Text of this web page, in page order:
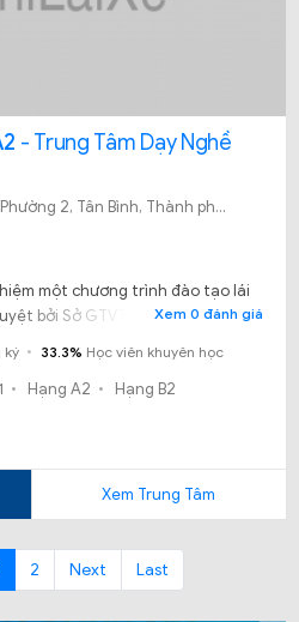
- Trung Tâm Dạy Nghề
66 Phổ Quang, Phường 2, Tân Bình, Thành phố Hồ Chí Minh
một chương trình đào tạo lái
bởi Sở GTVT TPHCM. Nhưng
dạy nghề SaigonBus có uy tín
Xem 0 đánh giá
ký 33.3% Học viên khuyên học
Hạng A2 Hạng B2
Xem Trung Tâm
2 Next Last